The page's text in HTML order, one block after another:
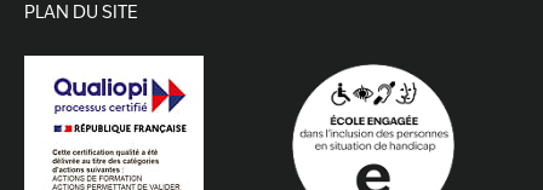
PLAN DU SITE